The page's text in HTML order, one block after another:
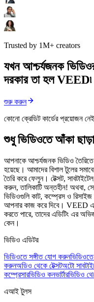
Trusted by 1M+ creators
যখন আশ্চর্যজনক
দরকার তা হল VEED৷
শুরু করুন
কোনো ক্রেডিট কার্ডের প্রয়োজন নেই
শুধু ভিডিওতে আঁকা
আপনাকে আশ্চর্যজনক ভিডিও
হয়েছে। আমাদের বিশাল টুলের
তৈরি করে ফেলুন। টেক্সট,
করুন, তালিকাটি অন্তহীন! অথবা,
ভিডিওগুলি কাট, কম্প্রেস ও
আপনার কাজ করে দিবে। VEED
করতে পারে, তাদের এডিটিং এর
কেন।
ভিডিও এডিটর
ভিডিওতে সঙ্গীত যোগ করুন
করুনঅডিও থেকে টেক্সটঅটো
কম্প্রেসারভিডিও কনভার্টারভিডিও
এআই টুলস